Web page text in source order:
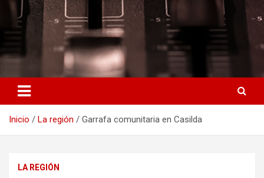
Inicio La región Garrafa comunitaria en Casilda
LA REGIÓN